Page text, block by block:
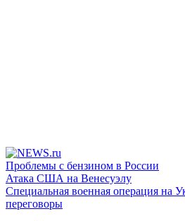
Проблемы с бензином в России
Атака США на Венесуэлу
Специальная военная операция на
переговоры